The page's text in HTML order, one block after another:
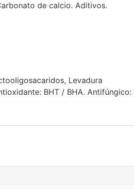
de calcio. Aditivos.
Levadura
BHT / BHA. Antifúngico: